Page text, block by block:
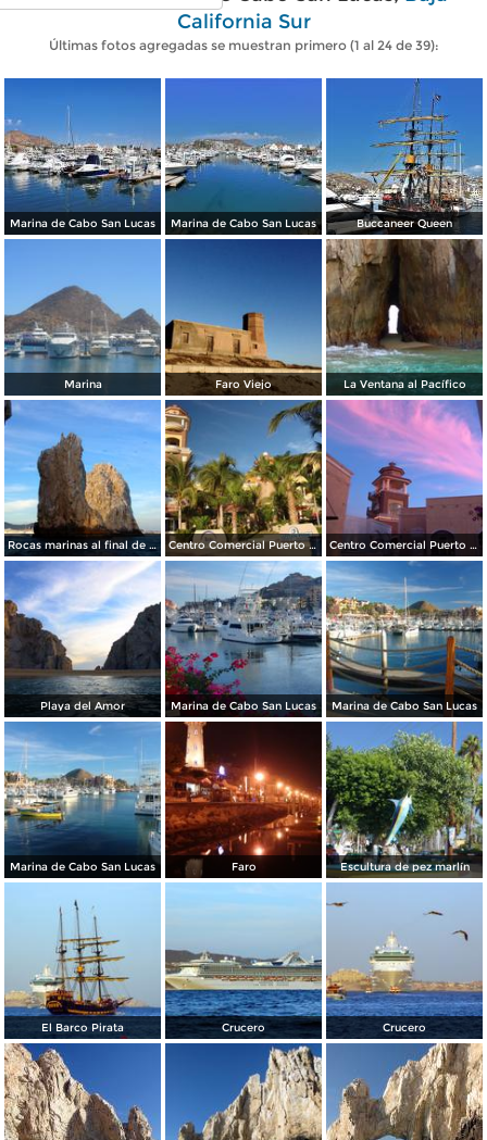
California Sur
Últimas fotos agregadas se muestran primero (1 al 24 de 39):
Marina de Cabo San Lucas Marina de Cabo San Lucas Buccaneer Queen
Marina Faro Viejo La Ventana al Pacífico
Rocas marinas al final de la Península Centro Comercial Puerto Paraíso Centro Comercial Puerto Paraíso
Playa del Amor Marina de Cabo San Lucas Marina de Cabo San Lucas
Marina de Cabo San Lucas Faro Escultura de pez marlín
El Barco Pirata Crucero Crucero